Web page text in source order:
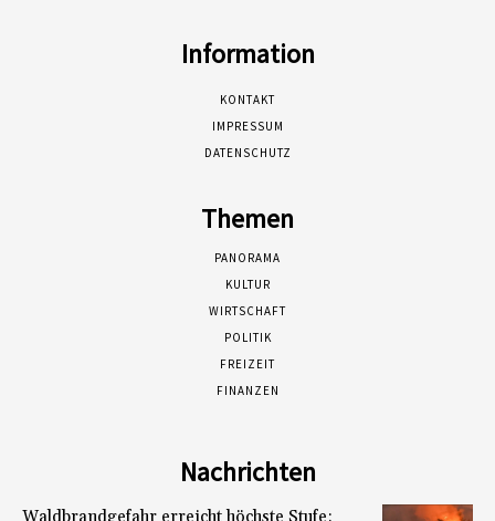
Information
KONTAKT
IMPRESSUM
DATENSCHUTZ
Themen
PANORAMA
KULTUR
WIRTSCHAFT
POLITIK
FREIZEIT
FINANZEN
Nachrichten